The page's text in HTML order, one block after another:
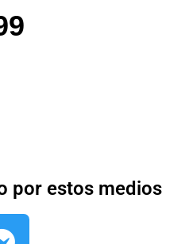
por estos medios